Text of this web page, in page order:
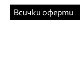
Всички оферти